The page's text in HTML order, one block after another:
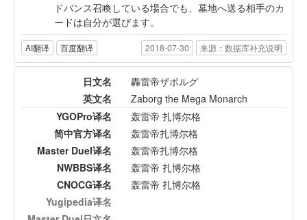
ドバンス召喚している場合でも、墓地へ送る相手のカ
ードは自分が選びます。
AI翻译 百度翻译 2018-07-30 来源：数据库补充说明
日文名
轟雷帝ザボルグ
英文名
Zaborg the Mega Monarch
YGOPro译名
轰雷帝 扎博尔格
简中官方译名
轰雷帝扎博尔格
Master Duel译名
轰雷帝扎博尔格
NWBBS译名
轰雷帝 扎博尔格
CNOCG译名
轰雷帝 扎博尔格
Yugipedia译名